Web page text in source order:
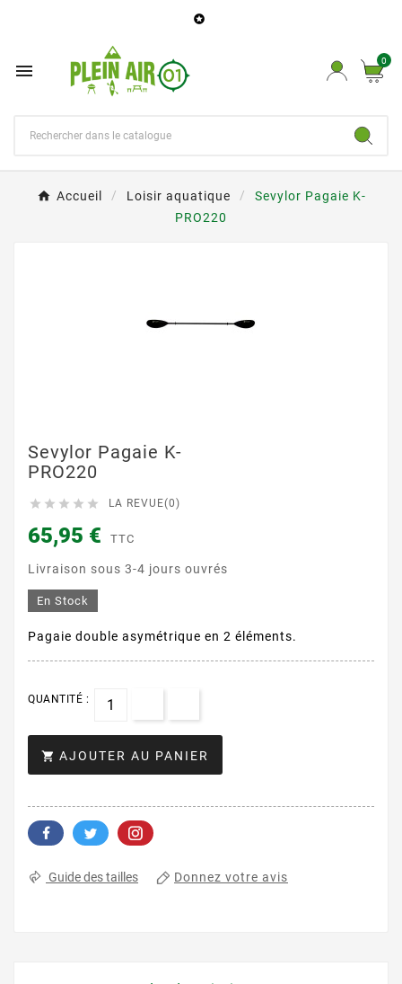

 0
Accueil Loisir aquatique
Sevylor Pagaie K-
PRO220
Sevylor Pagaie K-
PRO220
     LA REVUE(0)
65,95 € TTC
Livraison sous 3-4 jours ouvrés
En Stock
Pagaie double asymétrique en 2 éléments.
QUANTITÉ :
 AJOUTER AU PANIER
Guide des tailles Donnez votre avis